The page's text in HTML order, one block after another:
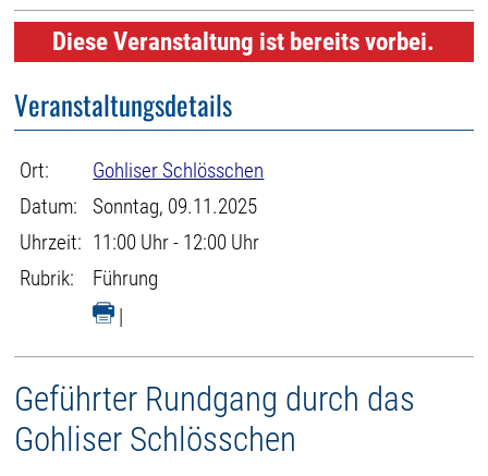
Diese Veranstaltung ist bereits vorbei.
Veranstaltungsdetails
Ort:
Gohliser Schlösschen
Datum:
Sonntag, 09.11.2025
Uhrzeit: 11:00 Uhr - 12:00 Uhr
Rubrik:
Führung
|
Geführter Rundgang durch das
Gohliser Schlösschen